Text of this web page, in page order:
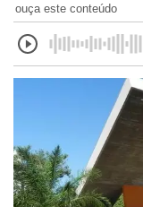
ouça este conteúdo